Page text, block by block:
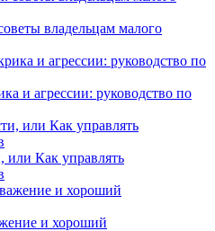
владельцам малого
и агрессии: руководство по
или Как управлять
и хороший